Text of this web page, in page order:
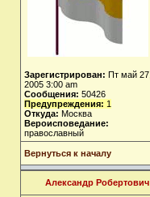
Зарегистрирован: Пт май 27,
2005 3:00 am
Сообщения: 50426
Предупреждения: 1
Откуда: Москва
Вероисповедание:
православный
Вернуться к началу
Александр Робертович